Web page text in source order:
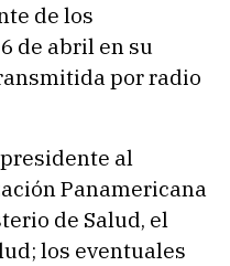
de los
de abril en su
por radio
al
Panamericana
de Salud, el
los eventuales